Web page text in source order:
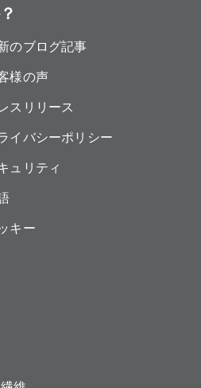
のブログ記事
様の声
スリリース
イバシーポリシー
ュリティ
キー